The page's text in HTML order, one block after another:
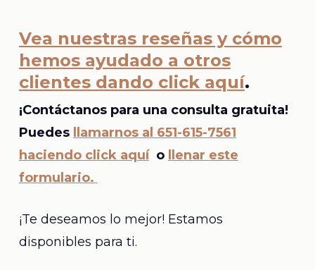
Vea nuestras reseñas y cómo
hemos ayudado a otros
clientes dando click aquí.
¡Contáctanos para una consulta gratuita!
Puedes
llamarnos al 651-615-7561
haciendo click aquío
llenar este
formulario.
¡Te deseamos lo mejor! Estamos
disponibles para ti.